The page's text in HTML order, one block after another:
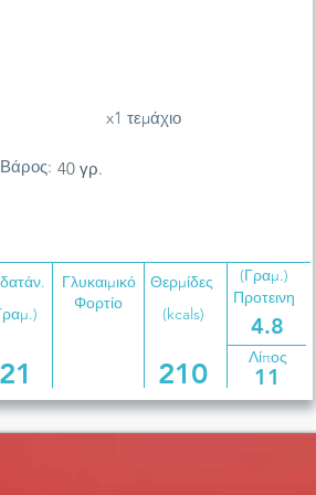
x1 τεμάχιο
Βάρος: 40 γρ.
Γλυκαιμικό
Φορτίο
Θερμίδες
(kcals)
Προτεινη
4.8
(Γραμ.)
21 210 Λίπος
11